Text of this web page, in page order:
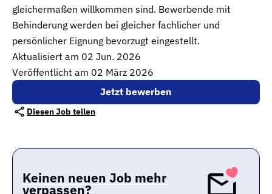
gleichermaßen willkommen sind. Bewerbende mit
Behinderung werden bei gleicher fachlicher und
persönlicher Eignung bevorzugt eingestellt.
Aktualisiert am 02 Jun. 2026
Veröffentlicht am 02 März 2026
Jetzt bewerben
Diesen Job teilen
Keinen neuen Job mehr
verpassen?